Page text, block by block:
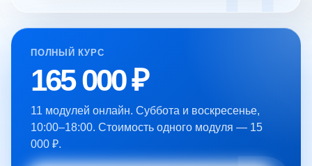
ПОЛНЫЙ КУРС
165 000 ₽
11 модулей онлайн. Суббота и воскресенье,
10:00–18:00. Стоимость одного модуля — 15
000 ₽.